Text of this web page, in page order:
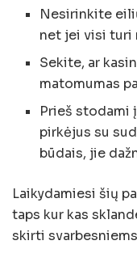
Nesirinkite
net jei visi turi
Sekite, ar
matomumas
Prieš stodami
pirkėjus su
būdais, jie
Laikydamiesi šių
taps kur kas
skirti